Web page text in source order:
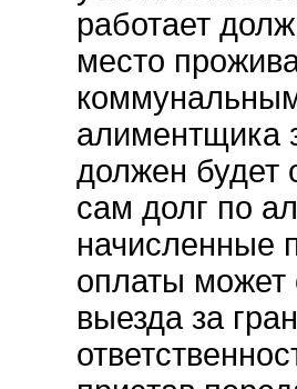
работает
место
алиментщика
должен будет
сам долг по
начисленные
оплаты может
выезда за